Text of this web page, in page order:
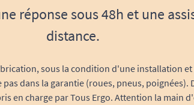
réponse sous 48h et une
distance.
sous la condition d'une installation
dans la garantie (roues, pneus, poignées).
en charge par Tous Ergo. Attention la main